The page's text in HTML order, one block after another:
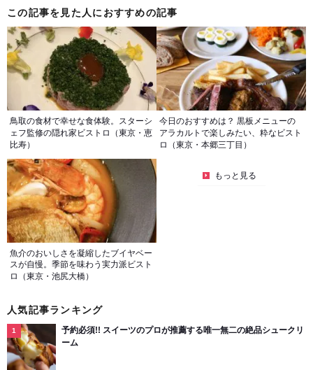
この記事を見た人におすすめの記事
鳥取の食材で幸せな食体験。スターシ
ェフ監修の隠れ家ビストロ（東京・恵
比寿）
今日のおすすめは？ 黒板メニューの
アラカルトで楽しみたい、粋なビスト
ロ（東京・本郷三丁目）
魚介のおいしさを凝縮したブイヤベー
スが自慢。季節を味わう実力派ビスト
ロ（東京・池尻大橋）
もっと見る
人気記事ランキング
予約必須!! スイーツのプロが推薦する唯一無二の絶品シュークリ
ーム